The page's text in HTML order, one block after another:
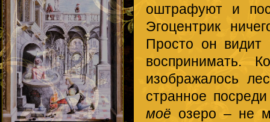
оштрафуют и
Эгоцентрик
Просто он видит
воспринимать.
изображалось
странное
моё озеро – не